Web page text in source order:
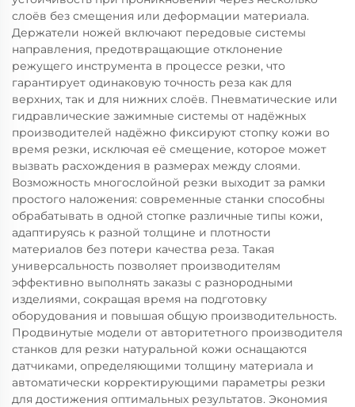
слоёв без смещения или деформации материала.
Держатели ножей включают передовые системы
направления, предотвращающие отклонение
режущего инструмента в процессе резки, что
гарантирует одинаковую точность реза как для
верхних, так и для нижних слоёв. Пневматические или
гидравлические зажимные системы от надёжных
производителей надёжно фиксируют стопку кожи во
время резки, исключая её смещение, которое может
вызвать расхождения в размерах между слоями.
Возможность многослойной резки выходит за рамки
простого наложения: современные станки способны
обрабатывать в одной стопке различные типы кожи,
адаптируясь к разной толщине и плотности
материалов без потери качества реза. Такая
универсальность позволяет производителям
эффективно выполнять заказы с разнородными
изделиями, сокращая время на подготовку
оборудования и повышая общую производительность.
Продвинутые модели от авторитетного производителя
станков для резки натуральной кожи оснащаются
датчиками, определяющими толщину материала и
автоматически корректирующими параметры резки
для достижения оптимальных результатов. Экономия